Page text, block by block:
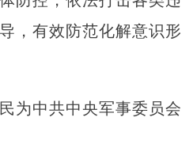
，有效防范化解意识形
为中共中央军事委员会